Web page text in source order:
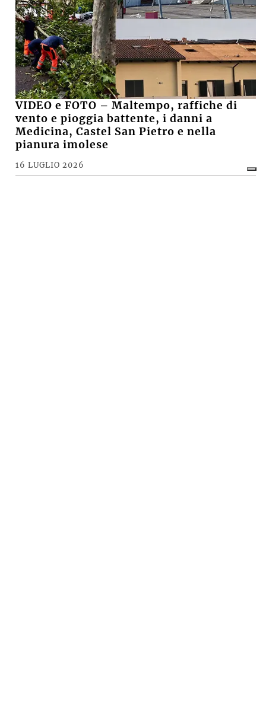
VIDEO e FOTO – Maltempo, raffiche di
vento e pioggia battente, i danni a
Medicina, Castel San Pietro e nella
pianura imolese
16 LUGLIO 2026